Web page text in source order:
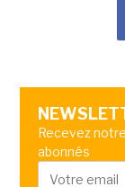
Recevez
abonnés